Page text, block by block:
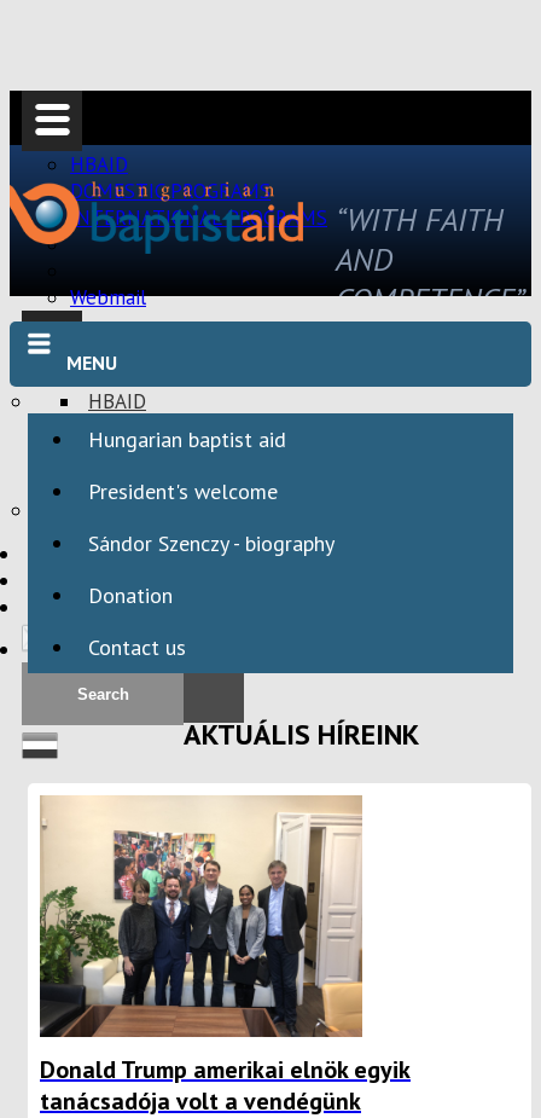
HBAID
DOMESTIC PROGRAMS
INTERNATIONAL PROGRAMS
Webmail
HBAID
DOMESTIC PROGRAMS
HBAID
INTERNATIONAL PROGRAMS
“WITH FAITH
AND
COMPETENCE”
MENU
Hungarian baptist aid
President's welcome
Sándor Szenczy - biography
Donation
Contact us
AKTUÁLIS HÍREINK
Donald Trump amerikai elnök egyik
tanácsadója volt a vendégünk